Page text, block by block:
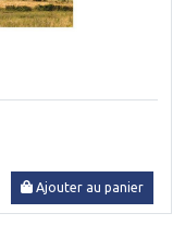
Ajouter au panier